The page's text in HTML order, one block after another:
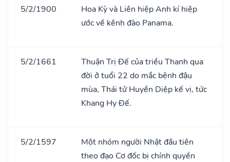
5/2/1900
Hoa Kỳ và Liên hiệp Anh kí hiệp
ước về kênh đào Panama.
5/2/1661
Thuận Trị Đế của triều Thanh qua
đời ở tuổi 22 do mắc bệnh đậu
mùa, Thái tử Huyền Diệp kế vị, tức
Khang Hy Đế.
5/2/1597
Một nhóm người Nhật đầu tiên
theo đạo Cơ đốc bị chính quyền